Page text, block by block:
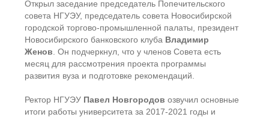
Открыл заседание председатель Попечительского
совета НГУЭУ, председатель совета Новосибирской
городской торгово-промышленной палаты, президент
Новосибирского банковского клуба Владимир
Женов . Он подчеркнул, что у членов Совета есть
месяц для рассмотрения проекта программы
развития вуза и подготовке рекомендаций.
Ректор НГУЭУ Павел Новгородов озвучил основные
итоги работы университета за 2017-2021 годы и